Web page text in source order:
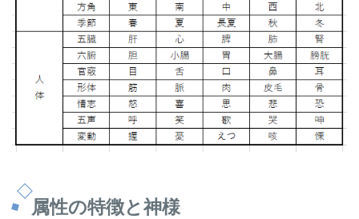
属性の特徴と神様